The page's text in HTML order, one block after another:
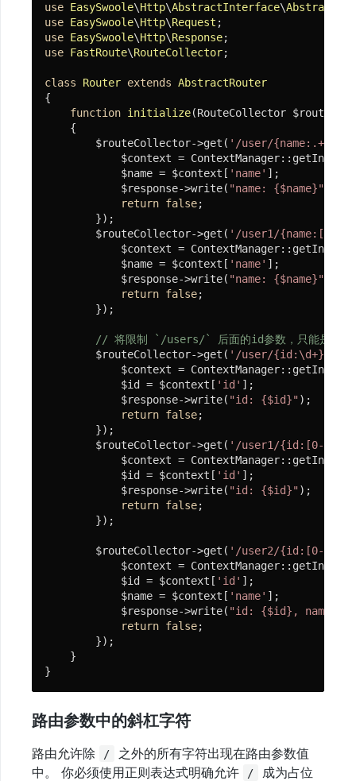
use EasySwoole\Http\AbstractInterface\
use EasySwoole\Http\Request
use EasySwoole\Http\Response
use FastRoute\RouteCollector;
class Router extends AbstractRouter
{
function initialize(RouteCollector
{
        $routeCollector->get(
'/user/{name:.+}'
$context =
            $name = $context[
'name' ];
            $response->write(
"name: {$name}"
return false;
        });
        $routeCollector->get(
'/user1/{name:[A-
$context =
            $name = $context[
'name' ];
            $response->write(
"name: {$name}"
return false;
        });
// 将限制 `/users/` 后面的id参数，只能是数
        $routeCollector->get(
'/user/{id:\d+}'
$context =
            $id = $context[
'id' ];
            $response->write(
"id: {$id}");
return false;
        });
        $routeCollector->get(
'/user1/{id:[0-9]+}'
$context =
            $id = $context[
'id' ];
            $response->write(
"id: {$id}");
return false;
        });
        $routeCollector->get(
'/user2/{id:[0-9]+}/
$context =
            $id = $context[
'id' ];
            $name = $context[
'name' ];
            $response->write(
"id: {$id}, name:
return false;
        });
    }
}
路由参数中的斜杠字符
路由允许除 /
之外的所有字符出现在路由参数值
中。 你必须使用正则表达式明确允许
/
成为占位